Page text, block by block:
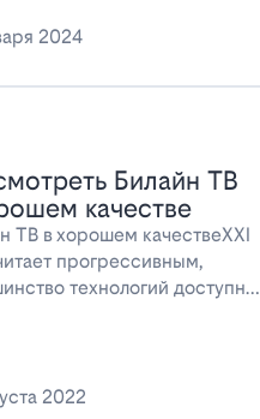
2024
Билайн ТВ
качестве
ТВ в хорошем качествеXXI
прогрессивным,
технологий доступны
2022